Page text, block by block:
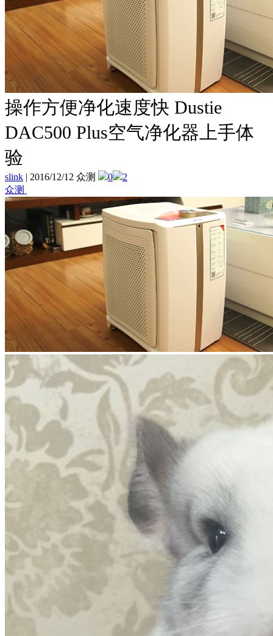
操作方便净化速度快 Dustie
DAC500 Plus空气净化器上手体
验
slink | 2016/12/12 众测 0
2
众测